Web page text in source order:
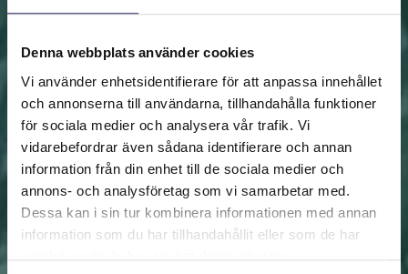
Denna webbplats använder cookies
Vi använder enhetsidentifierare för att anpassa innehållet
och annonserna till användarna, tillhandahålla funktioner
för sociala medier och analysera vår trafik. Vi
vidarebefordrar även sådana identifierare och annan
information från din enhet till de sociala medier och
annons- och analysföretag som vi samarbetar med.
Dessa kan i sin tur kombinera informationen med annan
information som du har tillhandahållit eller som de har
FRAMSIDAN HJÄLP ÖSTERSJÖN RÄDDA EN BIT
Rädda en bit